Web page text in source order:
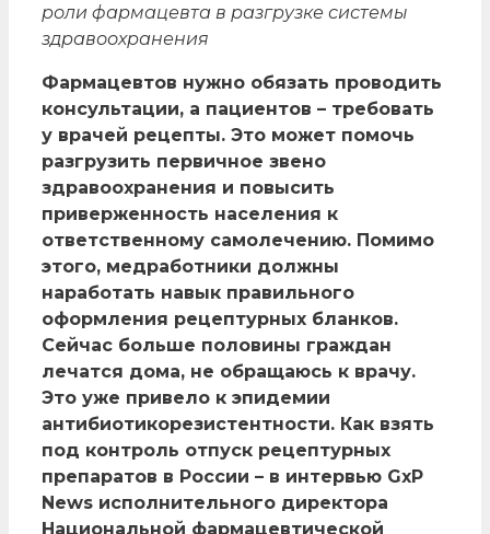
роли фармацевта в разгрузке системы
здравоохранения
Фармацевтов нужно обязать проводить
консультации, а пациентов – требовать
у врачей рецепты. Это может помочь
разгрузить первичное звено
здравоохранения и повысить
приверженность населения к
ответственному самолечению. Помимо
этого, медработники должны
наработать навык правильного
оформления рецептурных бланков.
Сейчас больше половины граждан
лечатся дома, не обращаюсь к врачу.
Это уже привело к эпидемии
антибиотикорезистентности. Как взять
под контроль отпуск рецептурных
препаратов в России – в интервью GxP
News исполнительного директора
Национальной фармацевтической